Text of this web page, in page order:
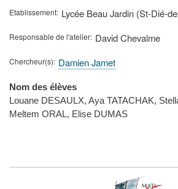
Etablissement Lycée Beau Jardin (St-Dié-
Responsable de l'atelier David Chevalme
Chercheur(s) Damien Jamet
Nom des élèves
Louane DESAULX, Aya TATACHAK,
Meltem ORAL, Elise DUMAS